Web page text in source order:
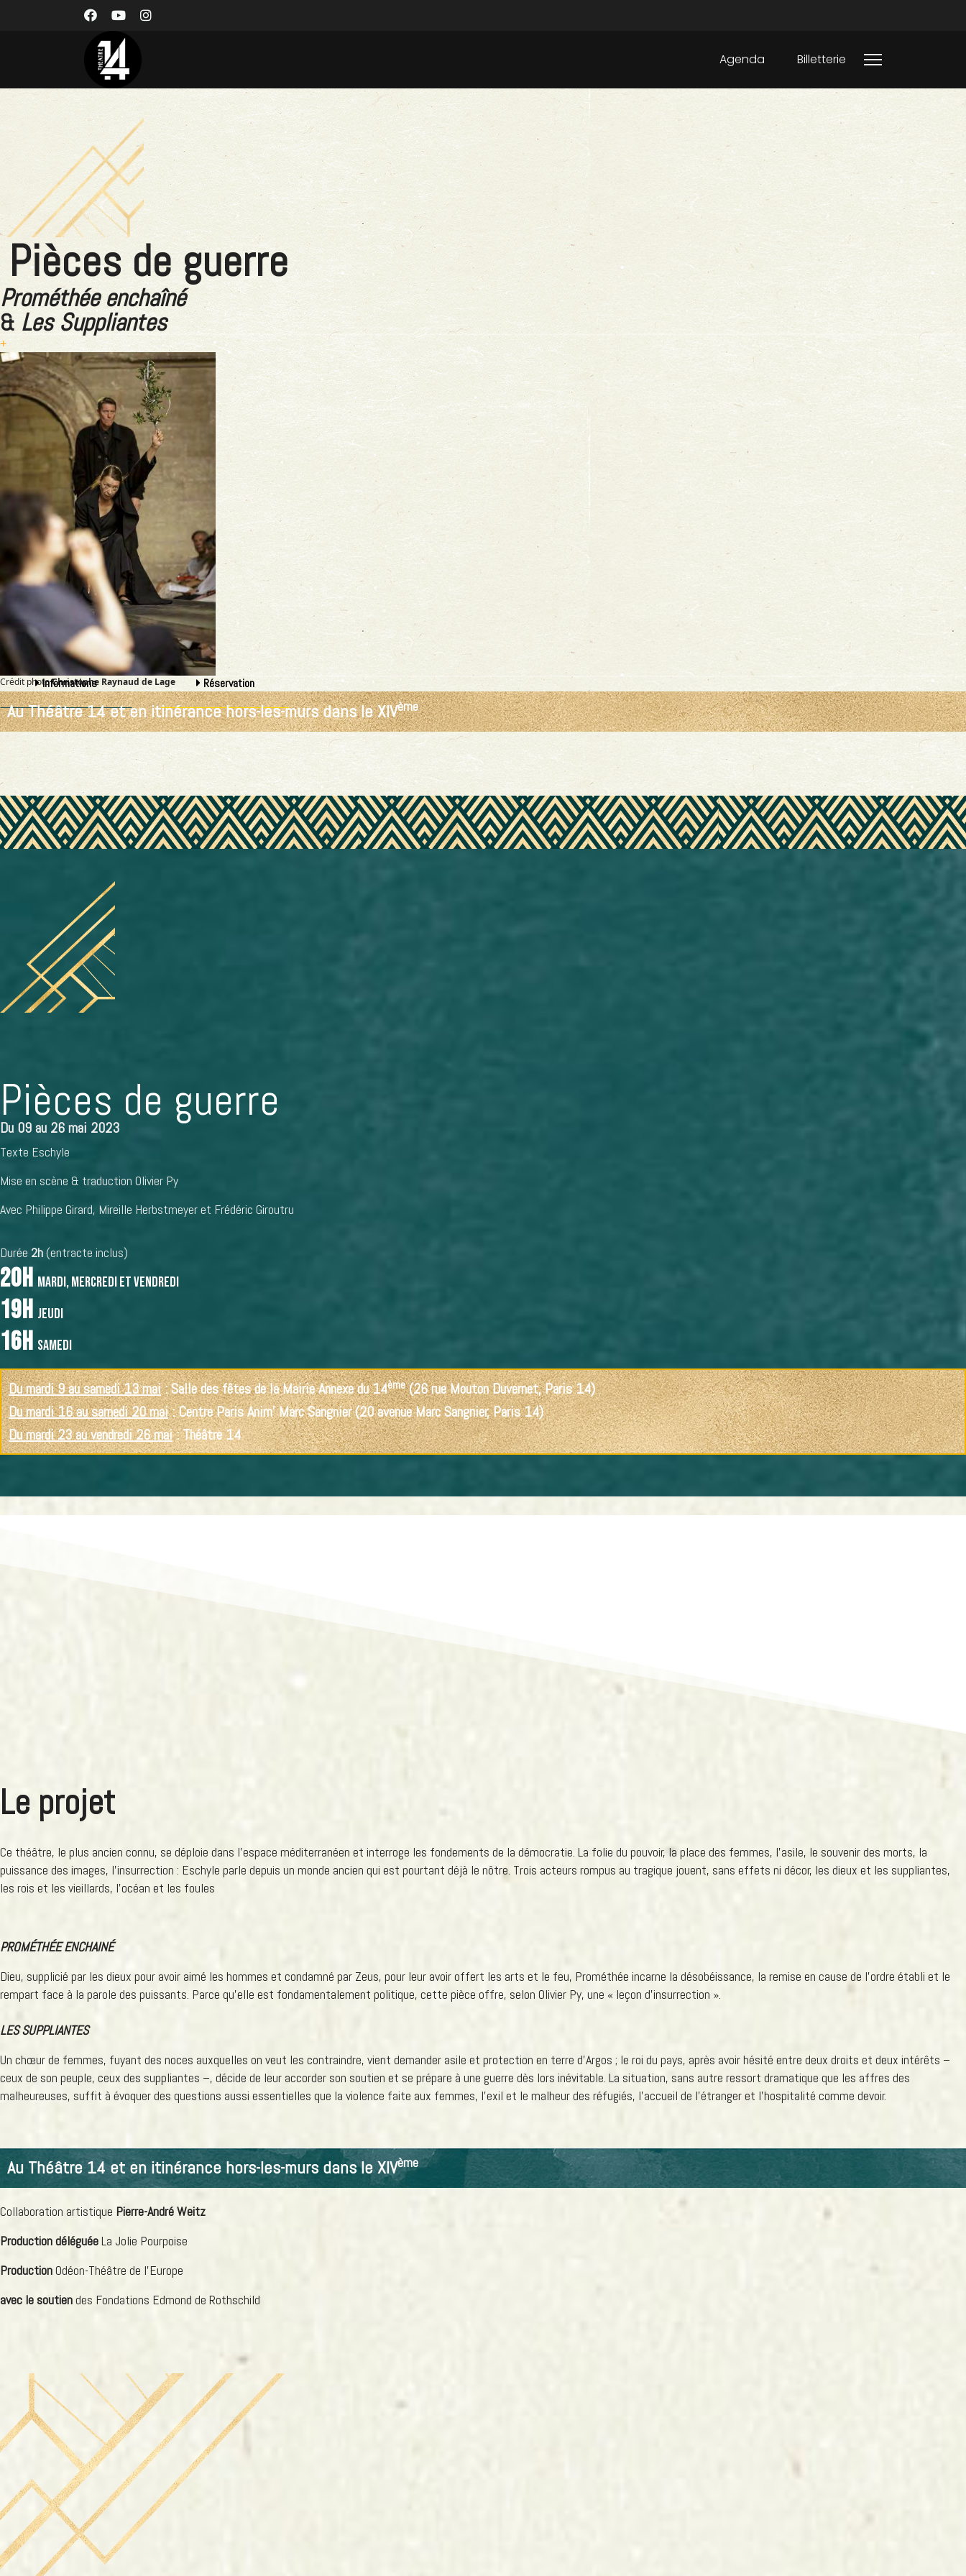
Agenda Billetterie
Pièces de guerre
Prométhée enchaîné
& Les Suppliantes
+
Crédit photoChristophe Raynaud de Lage
Informations Réservation
Au Théâtre 14 et en itinérance hors-les-murs dans le XIVème
Pièces de guerre
Du 09 au 26 mai 2023
Texte Eschyle
Mise en scène & traduction Olivier Py
Avec Philippe Girard, Mireille Herbstmeyeret Frédéric Giroutru
Durée 2h(entracte inclus)
20h mardi, mercredi et vendredi
19h jeudi
16h samedi
Du mardi 9 au samedi 13 mai:Salle des fêtes de la Mairie Annexe du 14ème(26 rue Mouton Duvernet, Paris 14)
Du mardi 16 au samedi 20 mai:Centre Paris Anim' Marc Sangnier(20 avenue Marc Sangnier, Paris 14)
Du mardi 23 au vendredi 26 mai:Théâtre 14
Le projet
Ce théâtre, le plus ancien connu, se déploie dans l’espace méditerranéen et interroge les fondements de la démocratie. La folie du pouvoir, la place des femmes, l’asile, le souvenir des morts, la
puissance des images, l’insurrection : Eschyle parle depuis un monde ancien qui est pourtant déjà le nôtre. Trois acteurs rompus au tragique jouent, sans effets ni décor, les dieux et les suppliantes,
les rois et les vieillards, l’océan et les foules
PROMÉTHÉE ENCHAINÉ
Dieu, supplicié par les dieux pour avoir aimé les hommes et condamné par Zeus, pour leur avoir offert les arts et le feu, Prométhée incarne la désobéissance, la remise en cause de l’ordre établi et le
rempart face à la parole des puissants. Parce qu’elle est fondamentalement politique, cette pièce offre, selon Olivier Py, une « leçon d’insurrection ».
LES SUPPLIANTES
Un chœur de femmes, fuyant des noces auxquelles on veut les contraindre, vient demander asile et protection en terre d’Argos ; le roi du pays, après avoir hésité entre deux droits et deux intérêts –
ceux de son peuple, ceux des suppliantes –, décide de leur accorder son soutien et se prépare à une guerre dès lors inévitable. La situation, sans autre ressort dramatique que les affres des
malheureuses, suffit à évoquer des questions aussi essentielles que la violence faite aux femmes, l’exil et le malheur des réfugiés, l’accueil de l’étranger et l’hospitalité comme devoir.
Au Théâtre 14 et en itinérance hors-les-murs dans le XIVème
Collaboration artistique Pierre-André Weitz
Production déléguéeLa Jolie Pourpoise
ProductionOdéon-Théâtre de l'Europe
avec le soutiendes Fondations Edmond de Rothschild